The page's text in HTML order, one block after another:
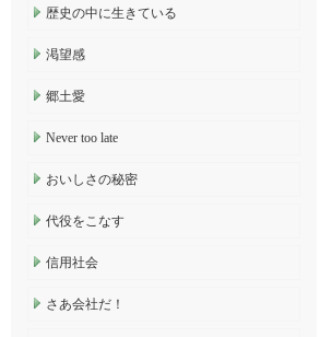
歴史の中に生きている
渇望感
郷土愛
Never too late
おいしさの秘密
代役をこなす
信用社会
さあ会社だ！